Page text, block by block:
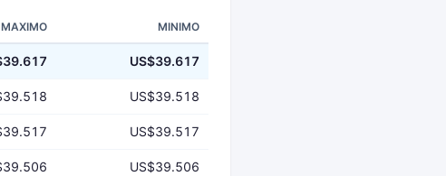
MAXIMO MINIMO
US$39.617
US$39.518
US$39.517
US$39.506